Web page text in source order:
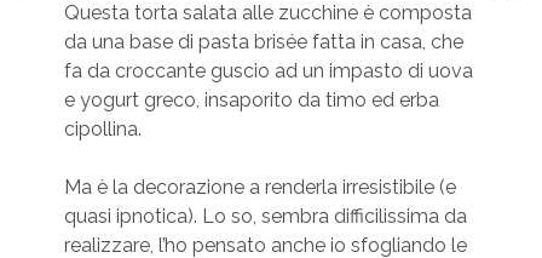
Questa torta salata alle zucchine è composta
da una base di pasta brisée fatta in casa, che
fa da croccante guscio ad un impasto di uova
e yogurt greco, insaporito da timo ed erba
cipollina.
Ma è la decorazione a renderla irresistibile (e
quasi ipnotica). Lo so, sembra difficilissima da
realizzare, l’ho pensato anche io sfogliando le